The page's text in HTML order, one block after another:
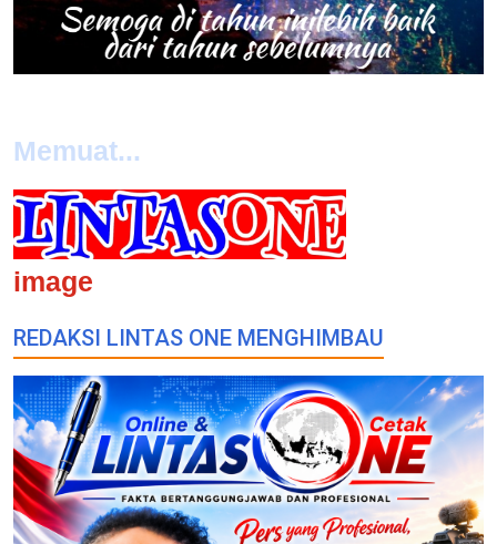
Memuat...
image
REDAKSI LINTAS ONE MENGHIMBAU